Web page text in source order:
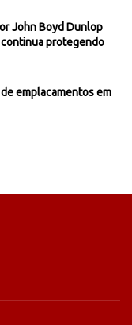
John Boyd Dunlop
protegendo
emplacamentos em